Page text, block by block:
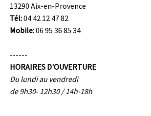
13290 Aix-en-Provence
Tél:04 42 12 47 82
Mobile:06 95 36 85 34
------
HORAIRES D'OUVERTURE
Du lundi au vendredi
de 9h30- 12h30 / 14h-18h